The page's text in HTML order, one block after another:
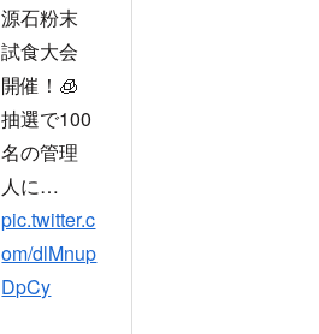
源石粉末
試食大会
開催！🧊
抽選で100
名の管理
人に…
pic.twitter.c
om/dlMnup
DpCy